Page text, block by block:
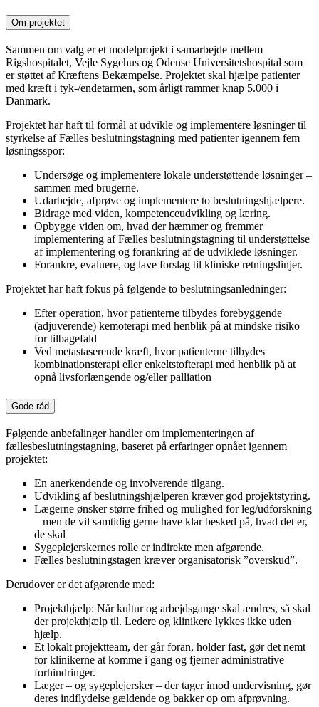
Om projektet
Sammen om valg er et modelprojekt i samarbejde mellem
Rigshospitalet, Vejle Sygehus og Odense Universitetshospital som
er støttet af Kræftens Bekæmpelse. Projektet skal hjælpe patienter
med kræft i tyk-/endetarmen, som årligt rammer knap 5.000 i
Danmark.
Projektet har haft til formål at udvikle og implementere løsninger til
styrkelse af Fælles beslutningstagning med patienter igennem fem
løsningsspor:
Undersøge og implementere lokale understøttende løsninger –
sammen med brugerne.
Udarbejde, afprøve og implementere to beslutningshjælpere.
Bidrage med viden, kompetenceudvikling og læring.
Opbygge viden om, hvad der hæmmer og fremmer
implementering af Fælles beslutningstagning til understøttelse
af implementering og forankring af de udviklede løsninger.
Forankre, evaluere, og lave forslag til kliniske retningslinjer.
Projektet har haft fokus på følgende to beslutningsanledninger:
Efter operation, hvor patienterne tilbydes forebyggende
(adjuverende) kemoterapi med henblik på at mindske risiko
for tilbagefald
Ved metastaserende kræft, hvor patienterne tilbydes
kombinationsterapi eller enkeltstofterapi med henblik på at
opnå livsforlængende og/eller palliation
Gode råd
Følgende anbefalinger handler om implementeringen af
fællesbeslutningstagning, baseret på erfaringer opnået igennem
projektet:
En anerkendende og involverende tilgang.
Udvikling af beslutningshjælperen kræver god projektstyring.
Lægerne ønsker større frihed og mulighed for leg/udforskning
– men de vil samtidig gerne have klar besked på, hvad det er,
de skal
Sygeplejerskernes rolle er indirekte men afgørende.
Fælles beslutningstagen kræver organisatorisk ”overskud”.
Derudover er det afgørende med:
Projekthjælp: Når kultur og arbejdsgange skal ændres, så skal
der projekthjælp til. Ledere og klinikere lykkes ikke uden
hjælp.
Et lokalt projektteam, der går foran, holder fast, gør det nemt
for klinikerne at komme i gang og fjerner administrative
forhindringer.
Læger – og sygeplejersker – der tager imod undervisning, gør
deres indflydelse gældende og bakker op om afprøvning.